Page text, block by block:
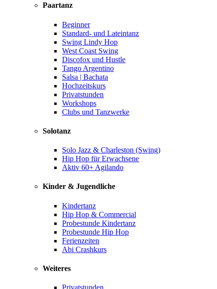
Paartanz
Beginner
Standard- und Lateintanz
Swing Lindy Hop
West Coast Swing
Discofox und Hustle
Tango Argentino
Salsa | Bachata
Hochzeitskurs
Privatstunden
Workshops
Clubs und Tanzwerke
Solotanz
Solo Jazz & Charleston (Swing)
Hip Hop für Erwachsene
Aktiv 60+ Agilando
Kinder & Jugendliche
Kindertanz
Hip Hop & Commercial
Probestunde Kindertanz
Probestunde Hip Hop
Ferienzeiten
Abi Crashkurs
Weiteres